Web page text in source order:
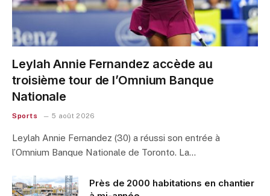
Leylah Annie Fernandez accède au
troisième tour de l’Omnium Banque
Nationale
Sports 5 août 2026
Leylah Annie Fernandez (30) a réussi son entrée à
l’Omnium Banque Nationale de Toronto. La…
Près de 2000 habitations en chantier